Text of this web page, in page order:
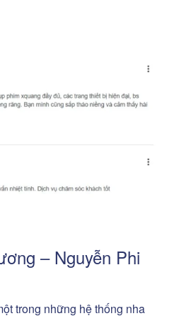
– Nguyễn Phi
trong những hệ thống nha